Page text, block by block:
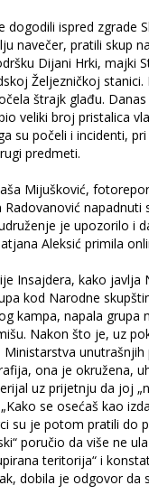
dogodili ispred zgrade
navečer, pratili skup
Dijani Hrki, majki
Željezničkoj
štrajk glađu.
veliki broj pristalica
su počeli i incidenti,
predmeti.
Mijušković,
napadnuti
je upozorilo i
Aleksić primila
Insajdera, kako javlja
kod Narodne
kampa, napala grupa
Nakon što je, uz
ona je okružena,
uz prijetnju da joj
se osećaš kao
su je potom pratili
poručio da više ne
teritorija“ i
dobila je odgovor da